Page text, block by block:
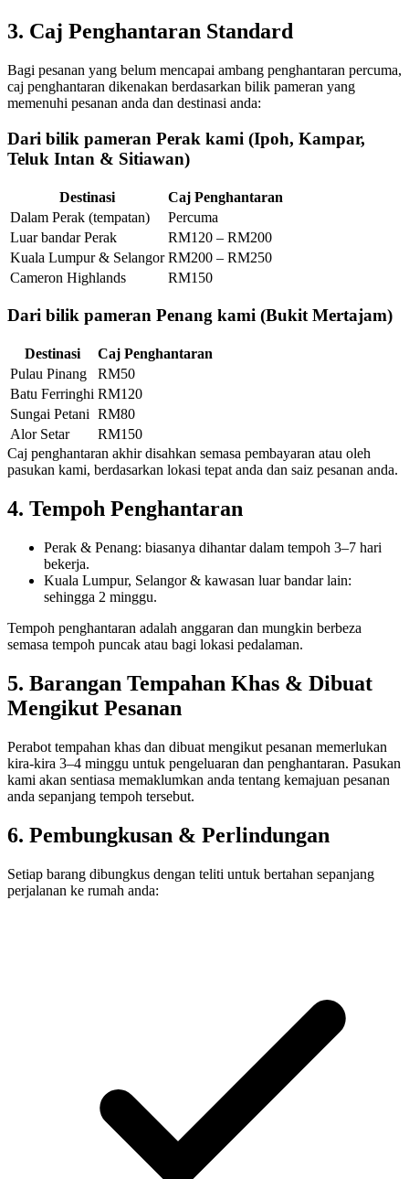
3. Caj Penghantaran Standard
Bagi pesanan yang belum mencapai ambang penghantaran percuma,
caj penghantaran dikenakan berdasarkan bilik pameran yang
memenuhi pesanan anda dan destinasi anda:
Dari bilik pameran Perak kami (Ipoh, Kampar,
Teluk Intan & Sitiawan)
Destinasi
Caj Penghantaran
Dalam Perak (tempatan)
Percuma
Luar bandar Perak
RM120 – RM200
Kuala Lumpur & Selangor RM200 – RM250
Cameron Highlands
RM150
Dari bilik pameran Penang kami (Bukit Mertajam)
Destinasi
Caj Penghantaran
Pulau Pinang
RM50
Batu Ferringhi RM120
Sungai Petani RM80
Alor Setar
RM150
Caj penghantaran akhir disahkan semasa pembayaran atau oleh
pasukan kami, berdasarkan lokasi tepat anda dan saiz pesanan anda.
4. Tempoh Penghantaran
Perak & Penang: biasanya dihantar dalam tempoh 3–7 hari
bekerja.
Kuala Lumpur, Selangor & kawasan luar bandar lain:
sehingga 2 minggu.
Tempoh penghantaran adalah anggaran dan mungkin berbeza
semasa tempoh puncak atau bagi lokasi pedalaman.
5. Barangan Tempahan Khas & Dibuat
Mengikut Pesanan
Perabot tempahan khas dan dibuat mengikut pesanan memerlukan
kira-kira 3–4 minggu untuk pengeluaran dan penghantaran. Pasukan
kami akan sentiasa memaklumkan anda tentang kemajuan pesanan
anda sepanjang tempoh tersebut.
6. Pembungkusan & Perlindungan
Setiap barang dibungkus dengan teliti untuk bertahan sepanjang
perjalanan ke rumah anda: